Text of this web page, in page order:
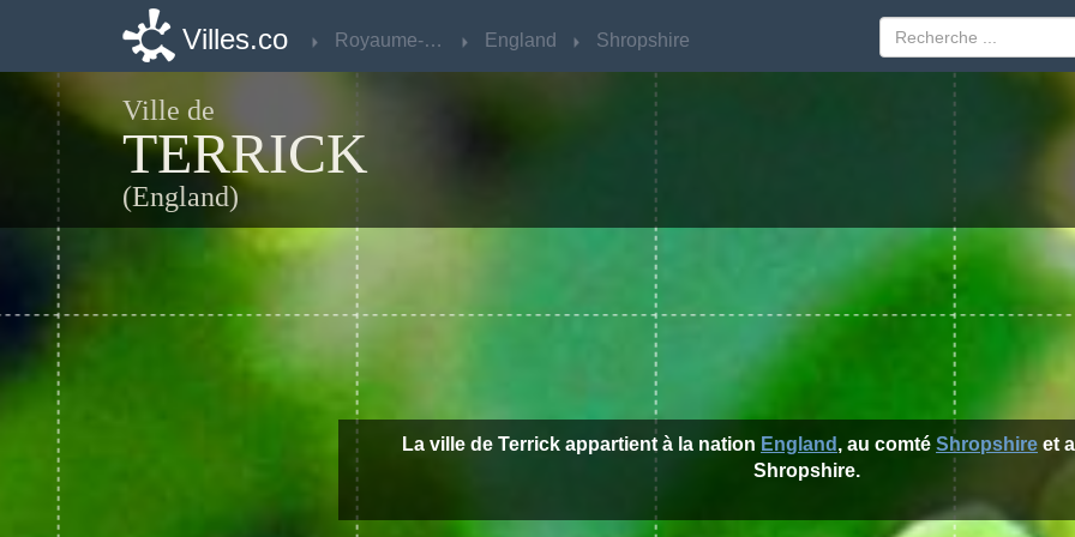
Villes.co Royaume-Uni England Shropshire
Ville de
TERRICK
(England)
La ville de Terrick appartient à la nation England , au comté Shropshire et
Shropshire.
Villes.co Royaume-Uni England Shropshire